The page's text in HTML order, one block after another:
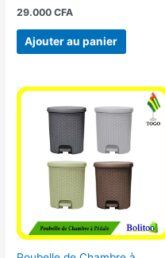
29.000CFA
Ajouter au panier